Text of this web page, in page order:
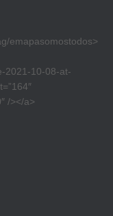
emapasomostodos>
2021-10-08-at-
/></a>